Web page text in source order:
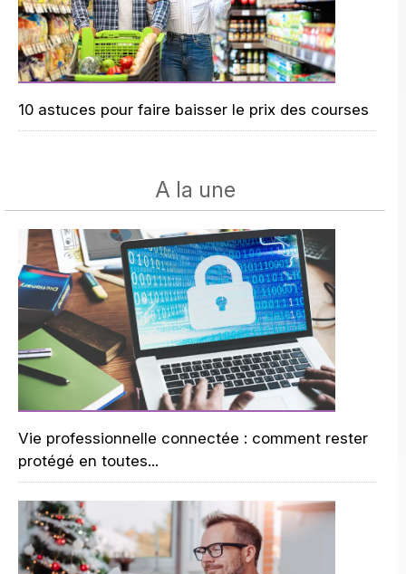
10 astuces pour faire baisser le prix des courses
A la une
Vie professionnelle connectée : comment rester
protégé en toutes...